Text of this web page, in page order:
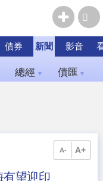
債券 新聞 影音
總經 ▼ 債匯 ▼
A- A+
有望迎印